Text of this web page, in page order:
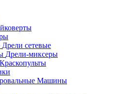
Дрели сетевые
Дрели-миксеры
Краскопульты
Машины